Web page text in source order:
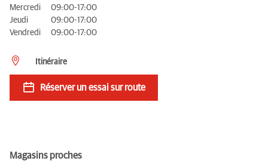
Mercredi
09:00-17:00
Jeudi
09:00-17:00
Vendredi
09:00-17:00
Itinéraire
Réserver un essai sur route
Magasins proches